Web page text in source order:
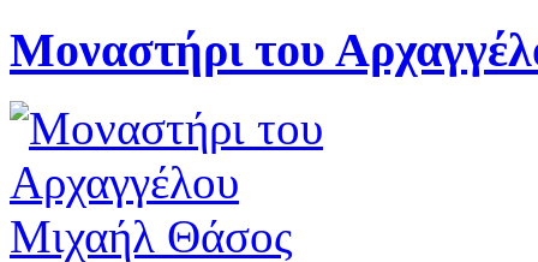
Μοναστήρι του